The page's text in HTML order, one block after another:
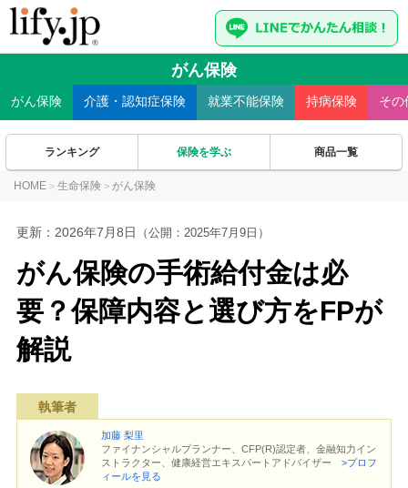
がん保険 介護・認知症保険 就業不能保険 持病保険 その
がん保険
ランキング 保険を学ぶ 商品一覧
HOME > 生命保険 > がん保険
更新： 2026年7月8日 （公開：2025年7月9日）
がん保険の手術給付金は必
要？保障内容と選び方をFPが
解説
執筆者
加藤 梨里
ファイナンシャルプランナー、CFP(R)認定者、金融知力イン
ストラクター、健康経営エキスパートアドバイザー >プロフ
ィールを見る